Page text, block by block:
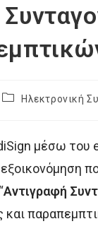
PostΗλεκτρονική
μέσω του
Αντιγραφή